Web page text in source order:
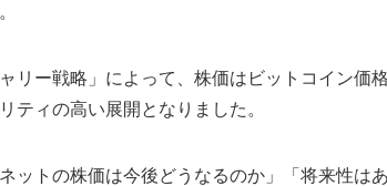
リー戦略」によって、株価はビットコイン価
ティの高い展開となりました。
ットの株価は今後どうなるのか」「将来性は